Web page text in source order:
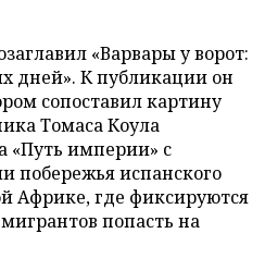
«Варвары у ворот:
дней». К публикации он
сопоставил картину
Томаса Коула
«Путь империи» с
побережья испанского
Африке, где фиксируются
попасть на